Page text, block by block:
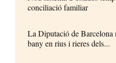
conciliació familiar
La Diputació de
bany en rius i rieres dels...